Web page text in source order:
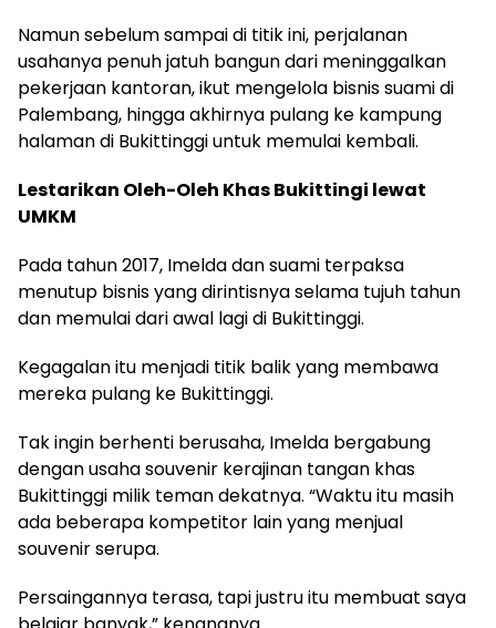
Namun sebelum sampai di titik ini, perjalanan
usahanya penuh jatuh bangun dari meninggalkan
pekerjaan kantoran, ikut mengelola bisnis suami di
Palembang, hingga akhirnya pulang ke kampung
halaman di Bukittinggi untuk memulai kembali.
Lestarikan Oleh-Oleh Khas Bukittingi lewat
UMKM
Pada tahun 2017, Imelda dan suami terpaksa
menutup bisnis yang dirintisnya selama tujuh tahun
dan memulai dari awal lagi di Bukittinggi.
Kegagalan itu menjadi titik balik yang membawa
mereka pulang ke Bukittinggi.
Tak ingin berhenti berusaha, Imelda bergabung
dengan usaha souvenir kerajinan tangan khas
Bukittinggi milik teman dekatnya. “Waktu itu masih
ada beberapa kompetitor lain yang menjual
souvenir serupa.
Persaingannya terasa, tapi justru itu membuat saya